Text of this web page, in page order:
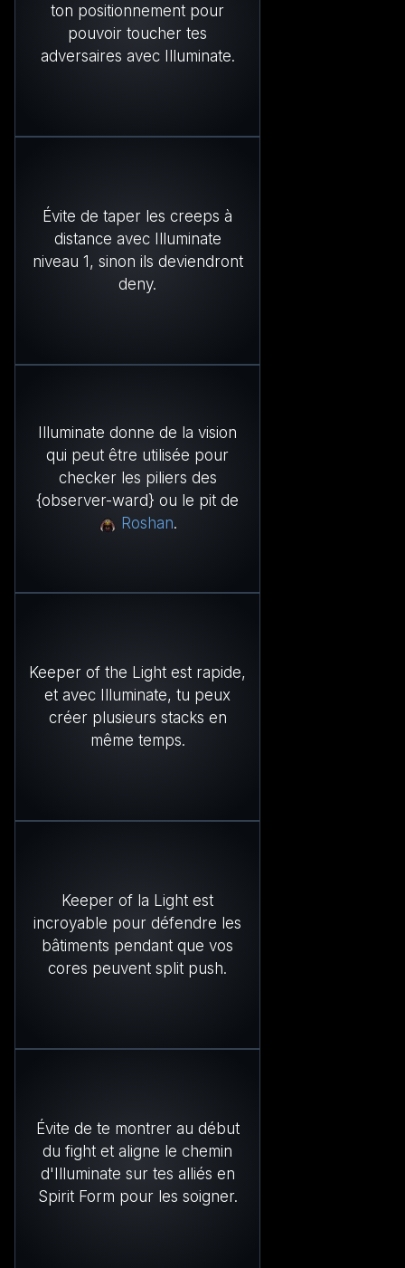
ton positionnement pour
pouvoir toucher tes
adversaires avec Illuminate.
Évite de taper les creeps à
distance avec Illuminate
niveau 1, sinon ils deviendront
deny.
Illuminate donne de la vision
qui peut être utilisée pour
checker les piliers des
{observer-ward} ou le pit de
Roshan.
Keeper of the Light est rapide,
et avec Illuminate, tu peux
créer plusieurs stacks en
même temps.
Keeper of la Light est
incroyable pour défendre les
bâtiments pendant que vos
cores peuvent split push.
Évite de te montrer au début
du fight et aligne le chemin
d'Illuminate sur tes alliés en
Spirit Form pour les soigner.